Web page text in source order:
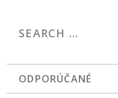
ODPORÚČANÉ